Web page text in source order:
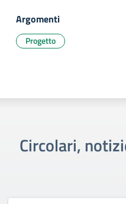
Argomenti
Progetto
Circolari,